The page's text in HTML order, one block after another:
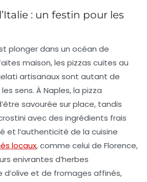
: un festin pour les
plonger dans un océan de
maison,les pizzas cuites au
artisanaux sont autant de
sens. À Naples, la pizza
savourée sur place, tandis
avec des ingrédients frais
et l’authenticité de la cuisine
locaux, comme celui de Florence,
enivrantes d’herbes
d’olive et de fromages affinés,